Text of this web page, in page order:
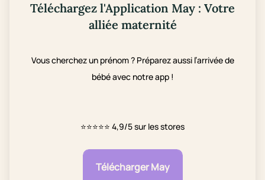
Téléchargez l'Application May : Votre
alliée maternité
Vous cherchez un prénom ? Préparez aussi l’arrivée de
bébé avec notre app !
⭐⭐⭐⭐⭐ 4,9/5 sur les stores
Télécharger May